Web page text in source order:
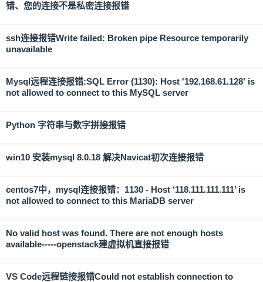
错、您的连接不是私密连接报错
ssh连接报错Write failed: Broken pipe Resource temporarily
unavailable
Mysql远程连接报错:SQL Error (1130): Host '192.168.61.128' is
not allowed to connect to this MySQL server
Python 字符串与数字拼接报错
win10 安装mysql 8.0.18 解决Navicat初次连接报错
centos7中，mysql连接报错：1130 - Host ‘118.111.111.111’ is
not allowed to connect to this MariaDB server
No valid host was found. There are not enough hosts
available-----openstack建虚拟机直接报错
VS Code远程链接报错Could not establish connection to